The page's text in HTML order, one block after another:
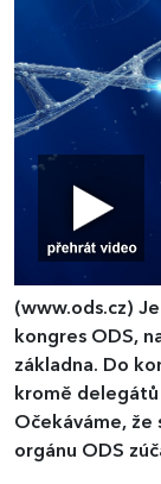
(www.ods.cz)
kongres ODS,
základna. Do
kromě
Očekáváme, že
orgánu ODS